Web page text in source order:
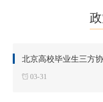
北京高校毕业生三方
03-31